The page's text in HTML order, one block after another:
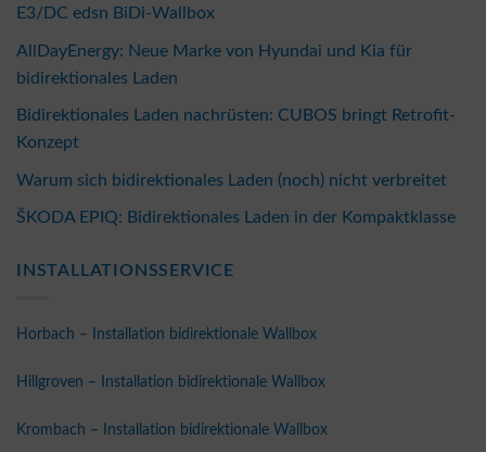
E3/DC edsn BiDi-Wallbox
AllDayEnergy: Neue Marke von Hyundai und Kia für
bidirektionales Laden
Bidirektionales Laden nachrüsten: CUBOS bringt Retrofit-
Konzept
Warum sich bidirektionales Laden (noch) nicht verbreitet
ŠKODA EPIQ: Bidirektionales Laden in der Kompaktklasse
INSTALLATIONSSERVICE
Horbach – Installation bidirektionale Wallbox
Hillgroven – Installation bidirektionale Wallbox
Krombach – Installation bidirektionale Wallbox